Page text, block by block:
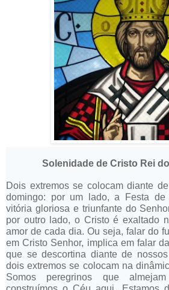
Solenidade de Cristo Rei
Dois extremos se colocam diante
domingo: por um lado, a Festa
vitória gloriosa e triunfante do
por outro lado, o Cristo é exaltado
amor de cada dia. Ou seja, falar do
em Cristo Senhor, implica em falar
que se descortina diante de
dois extremos se colocam na
Somos peregrinos que